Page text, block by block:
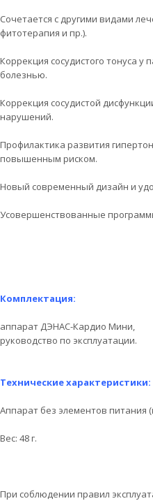
Сочетается с другими видами
фитотерапия и пр.).
Коррекция сосудистого тонуса у
болезнью.
Коррекция сосудистой
нарушений.
Профилактика развития
повышенным риском.
Новый современный дизайн и
Усовершенствованные
Комплектация:
аппарат ДЭНАС-Кардио Мини,
руководство по эксплуатации.
Технические характеристики:
Аппарат без элементов питания
Вес: 48 г.
При соблюдении правил